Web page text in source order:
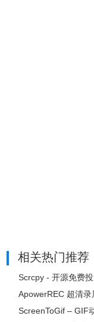
相关热门推荐
Scrcpy - 开源免费
ApowerREC 超清录
ScreenToGif – GIF